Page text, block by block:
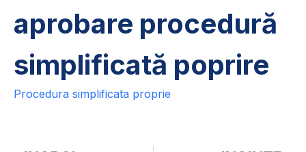
aprobare procedură
simplificată poprire
Procedura simplificata proprie